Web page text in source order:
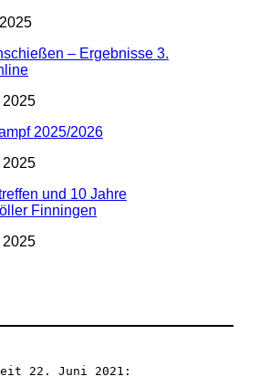
– Ergebnisse 3.
2025
2025/2026
2025
und 10 Jahre
Finningen
2025
22. Juni 2021: